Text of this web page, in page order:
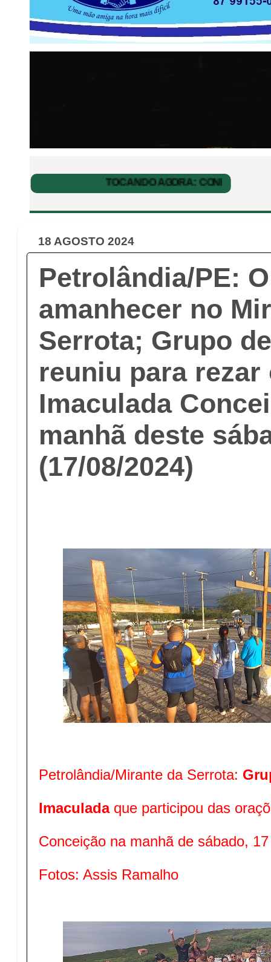
18 AGOSTO 2024
Petrolândia/PE:
amanhecer no
Serrota; Grupo
reuniu para
Imaculada
manhã deste
(17/08/2024)
Petrolândia/Mirante da Serrota:
Imaculadaque participou das
Conceição na manhã de sábado,
Fotos: Assis Ramalho